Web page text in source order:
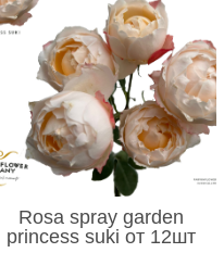
Rosa spray garden
princess suki от 12шт